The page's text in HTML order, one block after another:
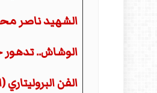
الشهيد ناصر
الوشاش.. تدهور
الفن البروليتاري